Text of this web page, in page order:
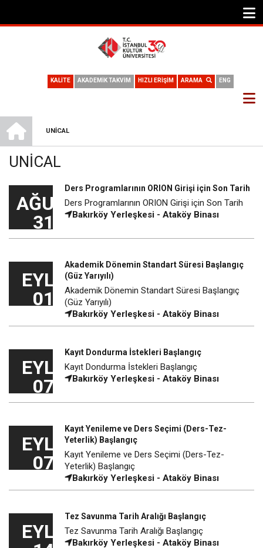
ENG
ARAMA
HIZLI ERİŞİM
AKADEMİK TAKVİM
KALİTE
SAYFA
YOLU
UNICAL
UNICAL
AĞU
31
Ders Programlarının ORION Girişi için Son Tarih
Ders Programlarının ORION Girişi için Son Tarih
Bakırköy Yerleşkesi - Ataköy Binası
EYL
01
Akademik Dönemin Standart Süresi Başlangıç
(Güz Yarıyılı)
Akademik Dönemin Standart Süresi Başlangıç
(Güz Yarıyılı)
Bakırköy Yerleşkesi - Ataköy Binası
EYL
07
Kayıt Dondurma İstekleri Başlangıç
Kayıt Dondurma İstekleri Başlangıç
Bakırköy Yerleşkesi - Ataköy Binası
EYL
07
Kayıt Yenileme ve Ders Seçimi (Ders-Tez-
Yeterlik) Başlangıç
Kayıt Yenileme ve Ders Seçimi (Ders-Tez-
Yeterlik) Başlangıç
Bakırköy Yerleşkesi - Ataköy Binası
EYL
Tez Savunma Tarih Aralığı Başlangıç
Tez Savunma Tarih Aralığı Başlangıç
Bakırköy Yerleşkesi - Ataköy Binası